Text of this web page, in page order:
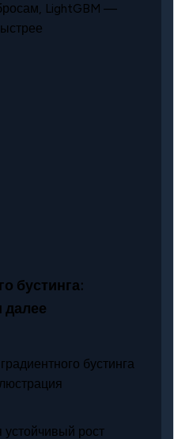
LightGBM —
бустинга:
далее
рост